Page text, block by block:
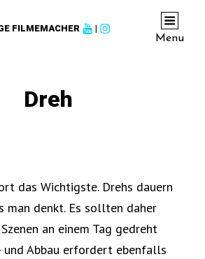
FILMEMACHER |
Menu
Dreh
das Wichtigste. Drehs dauern
man denkt. Es sollten daher
an einem Tag gedreht
und Abbau erfordert ebenfalls